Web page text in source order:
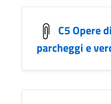
C5 Opere
parcheggi e